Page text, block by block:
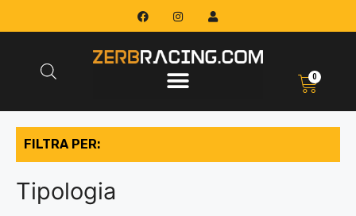
0
FILTRA PER:
Tipologia